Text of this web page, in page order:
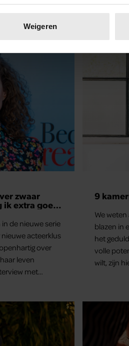
apparaat identificeren door het
op elk moment wijzigen of
cookies om content en
te analyseren. Ook delen
en analyse. Deze
of die ze hebben verzameld op
blijft gebruiken.
Weigeren
zwaar
ik extra goed
de nieuwe serie
nieuwe acteerklus
over
leven
met
“Mijn leven
9
We
blazen in
het
volle
wilt, zijn